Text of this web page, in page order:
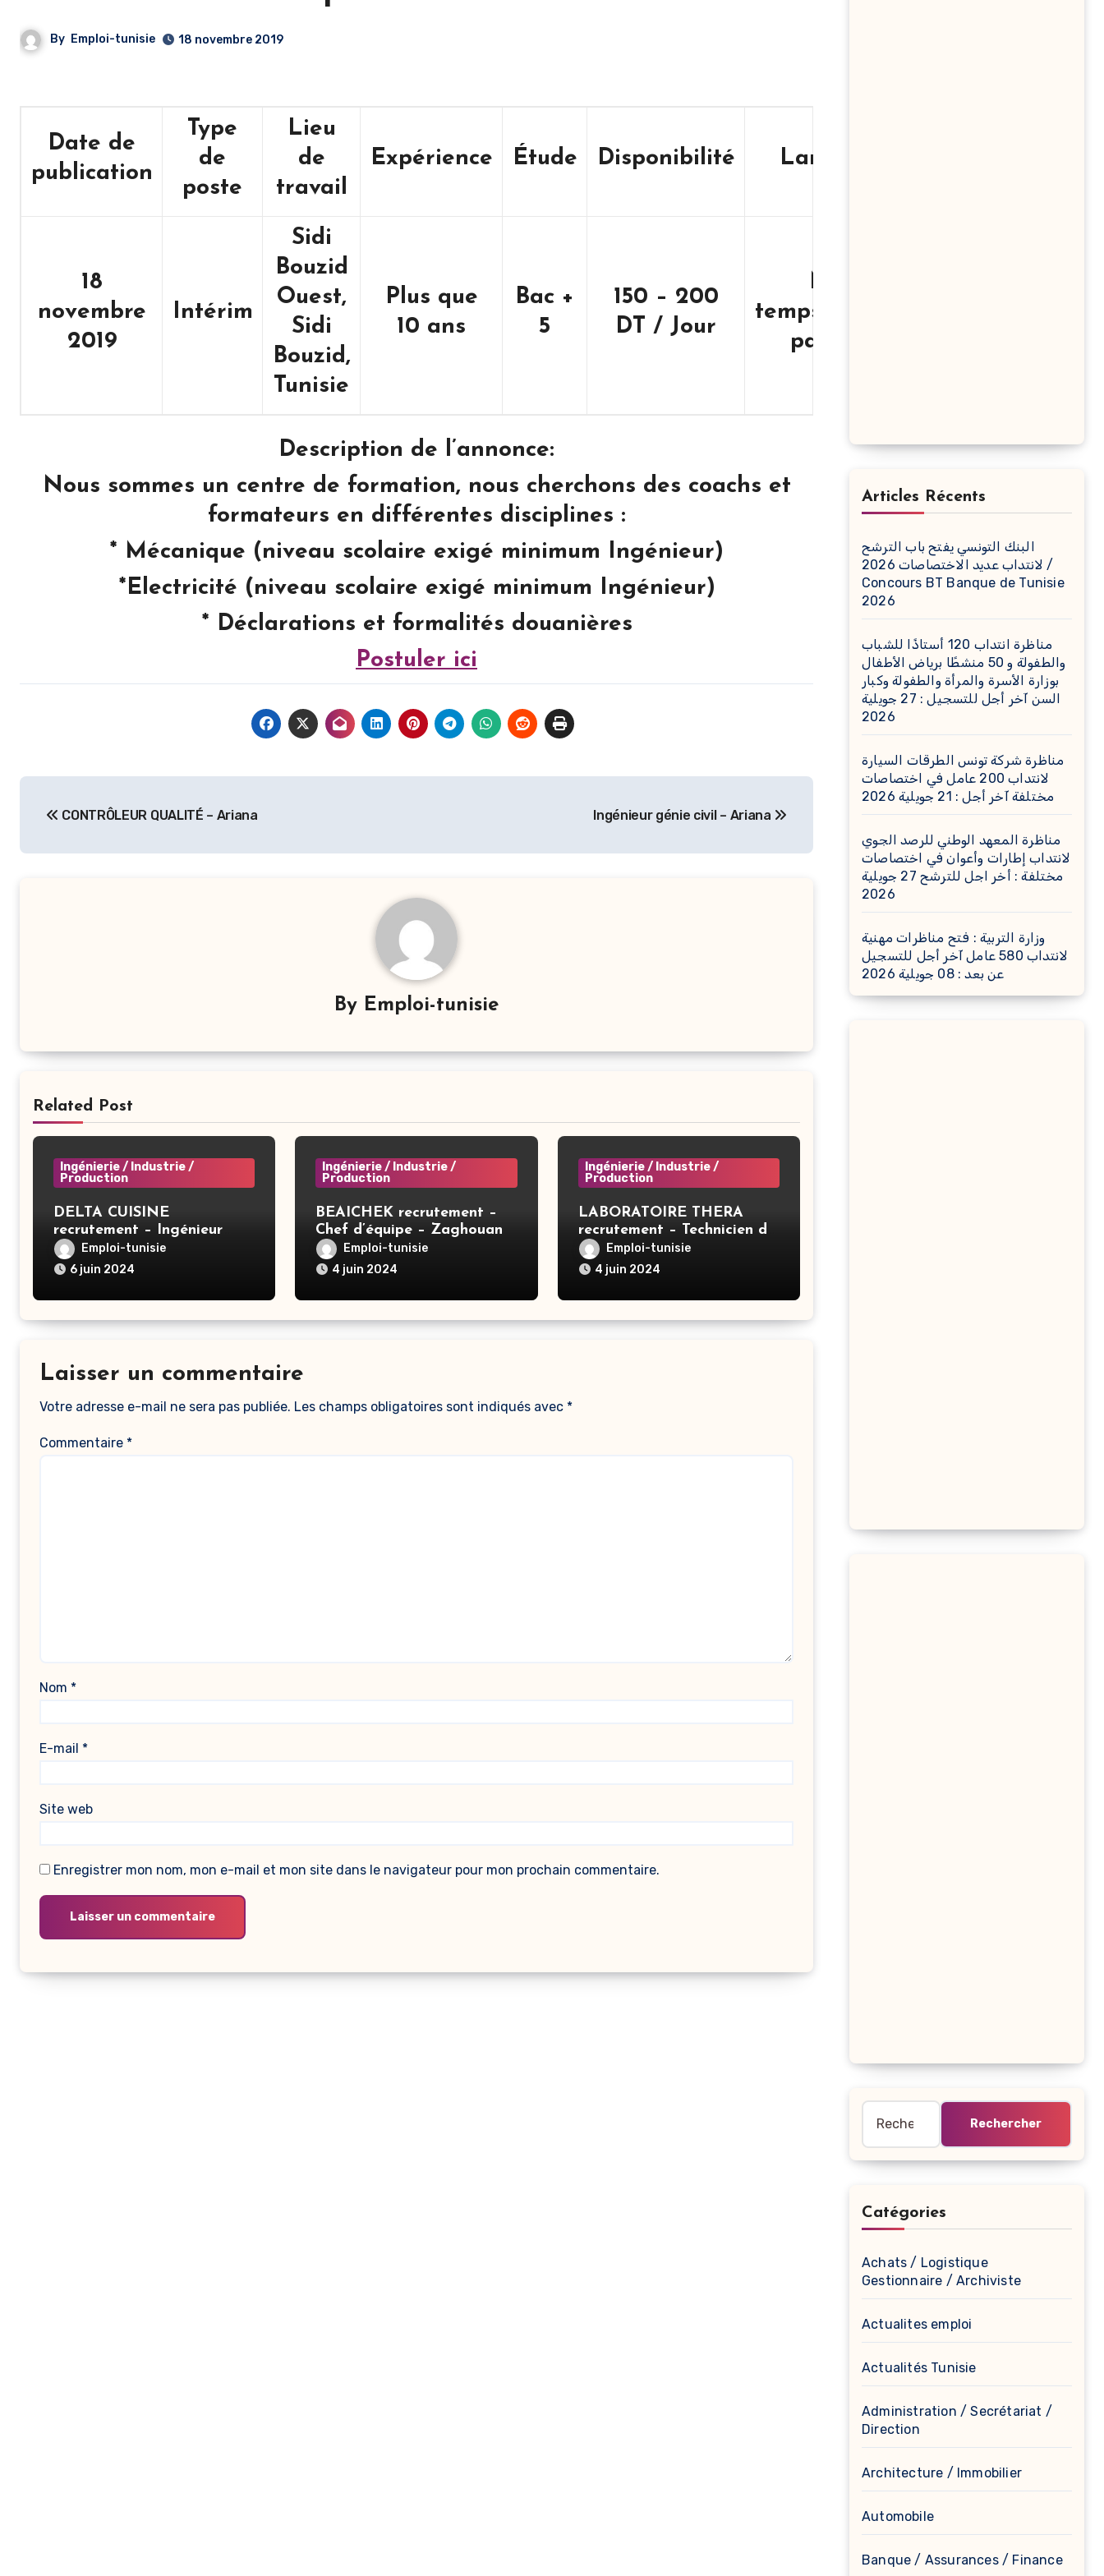
By Emploi-tunisie 18 novembre 2019
Date de
publication
Type
de
poste
Lieu
de
travail
Expérience Étude Disponibilité Langues
18
novembre
2019
Intérim
Sidi
Bouzid
Ouest,
Sidi
Bouzid,
Tunisie
Plus que
10 ans
Bac +
5
150 – 200
DT / Jour
Mi-
temps/Temps
partiel
Description de l’annonce:
Nous sommes un centre de formation, nous cherchons des coachs et
formateurs en différentes disciplines :
* Mécanique (niveau scolaire exigé minimum Ingénieur)
*Electricité (niveau scolaire exigé minimum Ingénieur)
* Déclarations et formalités douanières
Postuler ici
de
l’article
CONTRÔLEUR QUALITÉ – Ariana Ingénieur génie civil – Ariana
By Emploi-tunisie
Related Post
Ingénierie / Industrie /
Production
DELTA CUISINE
recrutement – Ingénieur
informatique – Ben Arous
Emploi-tunisie
6 juin 2024
Ingénierie / Industrie /
Production
BEAICHEK recrutement –
Chef d’équipe – Zaghouan
Emploi-tunisie
4 juin 2024
Ingénierie / Industrie /
Production
LABORATOIRE THERA
recrutement – Technicien de
compression – Tunis
Emploi-tunisie
4 juin 2024
Laisser un commentaire
Votre adresse e-mail ne sera pas publiée. Les champs obligatoires sont indiqués avec *
Commentaire *
Nom *
E-mail *
Site web
Enregistrer mon nom, mon e-mail et mon site dans le navigateur pour mon prochain commentaire.
Articles Récents
البنك التونسي يفتح باب الترشح
لانتداب عديد الاختصاصات 2026 /
Concours BT Banque de Tunisie
2026
مناظرة انتداب 120 أستاذًا للشباب
والطفولة و 50 منشطًا برياض الأطفال
بوزارة الأسرة والمرأة والطفولة وكبار
السن آخر أجل للتسجيل : 27 جويلية
2026
مناظرة شركة تونس الطرقات السيارة
لانتداب 200 عامل في اختصاصات
مختلفة آخر أجل : 21 جويلية 2026
مناظرة المعهد الوطني للرصد الجوي
لانتداب إطارات وأعوان في اختصاصات
مختلفة : أخر اجل للترشح 27 جويلية
2026
وزارة التربية : فتح مناظرات مهنية
لانتداب 580 عامل آخر أجل للتسجيل
عن بعد : 08 جويلية 2026
Catégories
Achats / Logistique
Gestionnaire / Archiviste
Actualites emploi
Actualités Tunisie
Administration / Secrétariat /
Direction
Architecture / Immobilier
Automobile
Banque / Assurances / Finance